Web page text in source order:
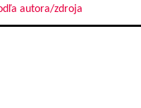
autora/zdroja